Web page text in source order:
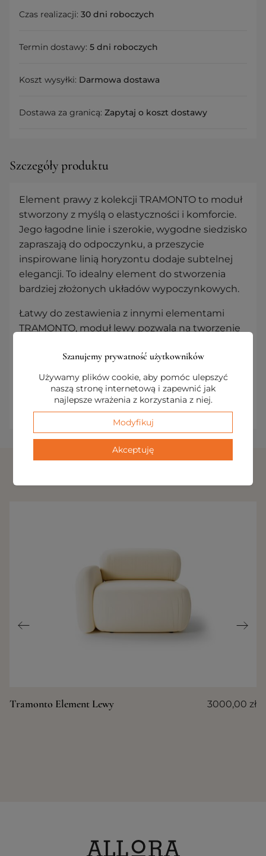
Czas realizacji: 30 dni roboczych
Termin dostawy: 5 dni roboczych
Koszt wysyłki: Darmowa dostawa
Dostawa za granicą: Zapytaj o koszt dostawy
Szczegóły produktu
Element prawy z kolekcji TRAMONTO to moduł
stworzony z myślą o elastyczności i komforcie.
Jego łagodne linie i szerokie, wygodne siedzisko
zapraszają do odpoczynku, a przeszycie
inspirowane linią horyzontu dodaje subtelnej
elegancji. To idealny element do stworzenia
bardziej złożonych układów wypoczynkowych.
Łatwy do zestawienia z innymi elementami
TRAMONTO, moduł lewy pozwala na tworzenie
eksperymentowania z różnymi odcieniami,
możesz stworzyć przestrzeń, która będzie
doskonale odpowiadać Twoim potrzebom i
nastrojom.
Tramonto Element Lewy 3000,00 zł
Szanujemy prywatność użytkowników
Używamy plików cookie, aby pomóc ulepszyć
naszą stronę internetową i zapewnić jak
najlepsze wrażenia z korzystania z niej.
Modyfikuj
Akceptuję